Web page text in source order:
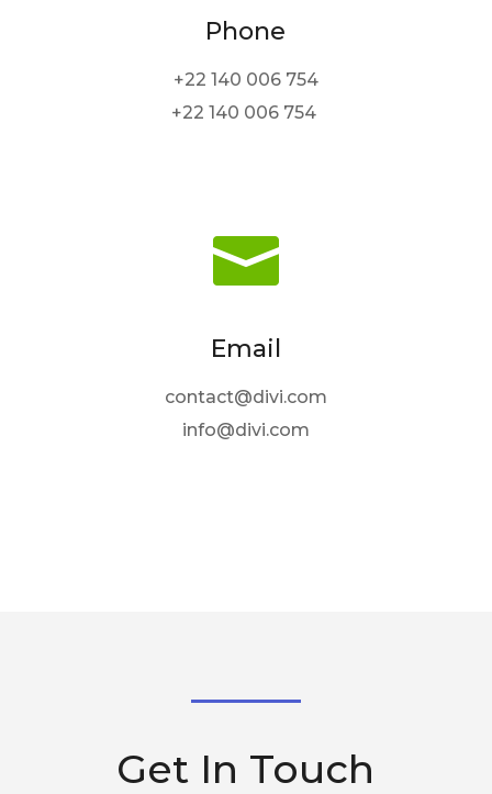
Phone
+22 140 006 754
+22 140 006 754

Email
contact@divi.com
info@divi.com
Get In Touch